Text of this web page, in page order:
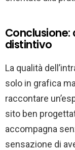
distintivo
La qualità
solo in grafica
raccontare
sito ben
accompagna
sensazione di